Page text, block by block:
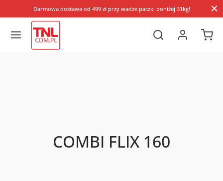
Darmowa dostawa od 499 zł przy wadze paczki poniżej 31kg!
COMBI FLIX 160